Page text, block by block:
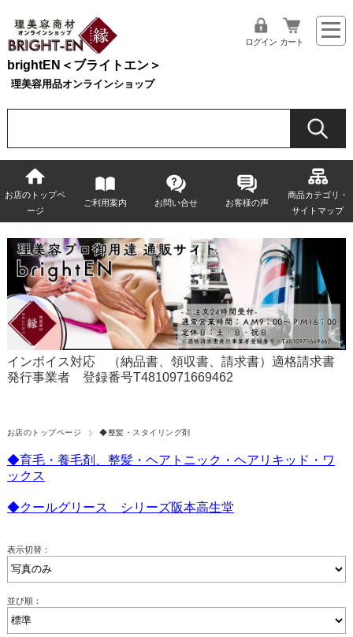
brightEN＜ブライトエン＞
理美容用品オンラインショップ
ログイン カート
お店のトップペ
ージ
ご利用案内 お問い合せ お客様の声
商品カテゴリ・
サイトマップ
インボイス対応 （納品書、領収書、請求書）適格請求書
発行事業者 登録番号T4810971669462
お店のトップページ ◆整髪・スタイリング剤
◆育毛・養毛剤、整髪・ヘアトニック・ヘアリキッド・ワ
ックス
◆クールグリース シリーズ阪本高生堂
表示切替：
並び順：